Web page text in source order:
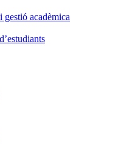
acadèmica